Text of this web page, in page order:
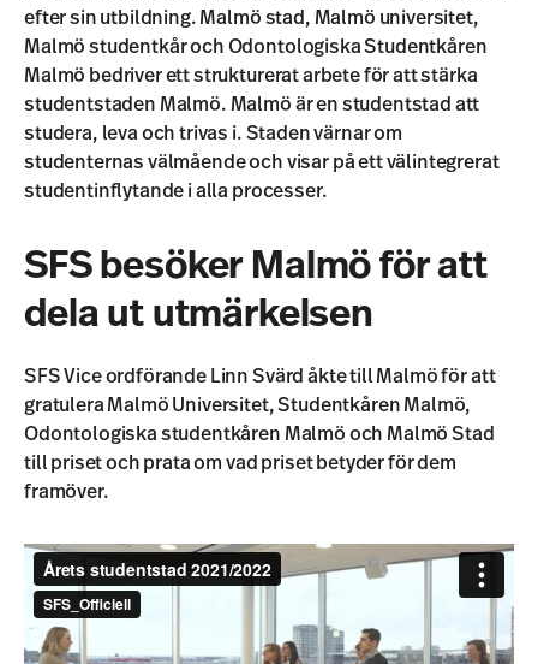
efter sin utbildning. Malmö stad, Malmö universitet,
Malmö studentkår och Odontologiska Studentkåren
Malmö bedriver ett strukturerat arbete för att stärka
studentstaden Malmö. Malmö är en studentstad att
studera, leva och trivas i. Staden värnar om
studenternas välmående och visar på ett välintegrerat
studentinflytande i alla processer.
SFS besöker Malmö för att
dela ut utmärkelsen
SFS Vice ordförande Linn Svärd åkte till Malmö för att
gratulera Malmö Universitet, Studentkåren Malmö,
Odontologiska studentkåren Malmö och Malmö Stad
till priset och prata om vad priset betyder för dem
framöver.